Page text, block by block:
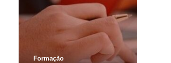
Formação